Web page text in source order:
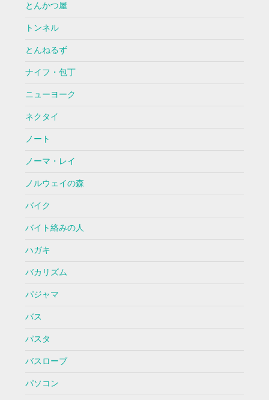
とんかつ屋
トンネル
とんねるず
ナイフ・包丁
ニューヨーク
ネクタイ
ノート
ノーマ・レイ
ノルウェイの森
バイク
バイト絡みの人
ハガキ
バカリズム
パジャマ
バス
パスタ
バスローブ
パソコン